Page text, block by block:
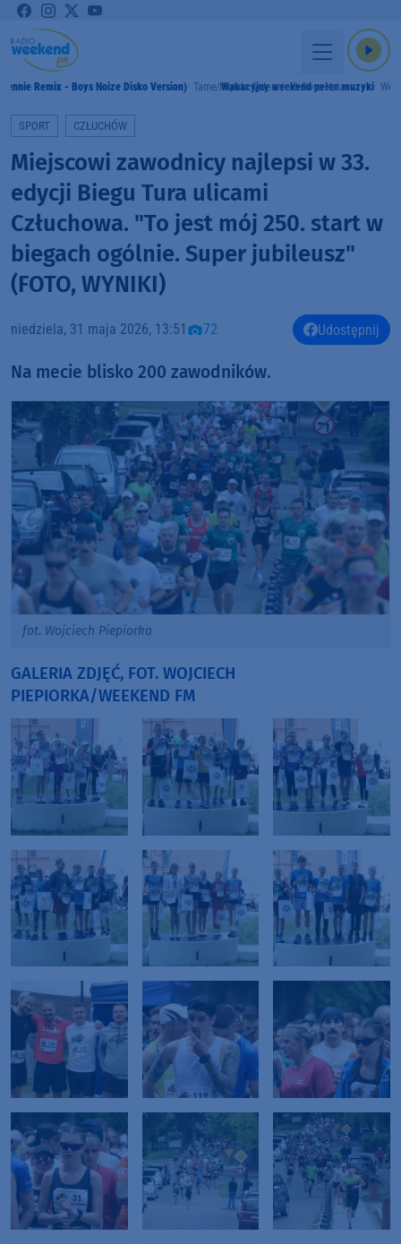
Remix - Boys Noize Disko Version) Tame Impala & Jennie & Boys Noize
Wakacyjny weekend pełen muzyki
SPORT CZŁUCHÓW
Miejscowi zawodnicy najlepsi w 33.
edycji Biegu Tura ulicami
Człuchowa. "To jest mój 250. start w
biegach ogólnie. Super jubileusz"
(FOTO, WYNIKI)
niedziela, 31 maja 2026, 13:51 72 Udostępnij
Na mecie blisko 200 zawodników.
fot. Wojciech Piepiorka
GALERIA ZDJĘĆ, FOT. WOJCIECH
PIEPIORKA/WEEKEND FM